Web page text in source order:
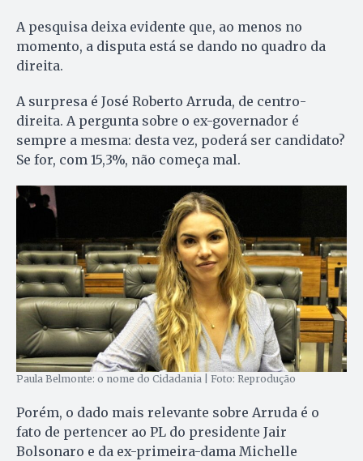
A pesquisa deixa evidente que, ao menos no
momento, a disputa está se dando no quadro da
direita.
A surpresa é José Roberto Arruda, de centro-
direita. A pergunta sobre o ex-governador é
sempre a mesma: desta vez, poderá ser candidato?
Se for, com 15,3%, não começa mal.
Paula Belmonte: o nome do Cidadania | Foto: Reprodução
Porém, o dado mais relevante sobre Arruda é o
fato de pertencer ao PL do presidente Jair
Bolsonaro e da ex-primeira-dama Michelle